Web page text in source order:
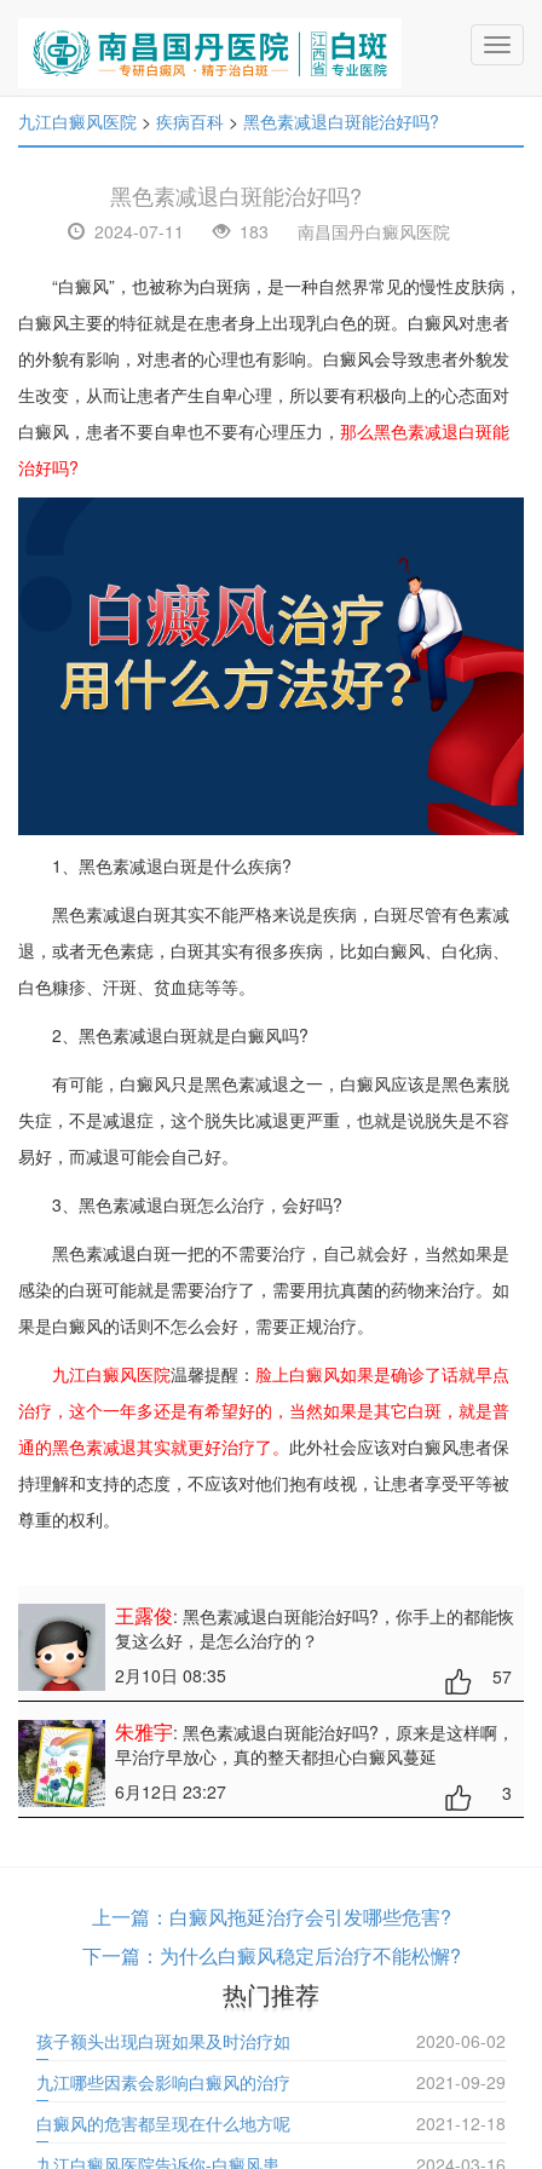
九江白癜风医院 > 疾病百科 > 黑色素减退白斑能治好吗?
黑色素减退白斑能治好吗?
2024-07-11 183 南昌国丹白癜风医院
“白癜风”，也被称为白斑病，是一种自然界常见的慢性皮肤病，
白癜风主要的特征就是在患者身上出现乳白色的斑。白癜风对患者
的外貌有影响，对患者的心理也有影响。白癜风会导致患者外貌发
生改变，从而让患者产生自卑心理，所以要有积极向上的心态面对
白癜风，患者不要自卑也不要有心理压力， 那么黑色素减退白斑能
治好吗?
1、黑色素减退白斑是什么疾病?
黑色素减退白斑其实不能严格来说是疾病，白斑尽管有色素减
退，或者无色素痣，白斑其实有很多疾病，比如白癜风、白化病、
白色糠疹、汗斑、贫血痣等等。
2、黑色素减退白斑就是白癜风吗?
有可能，白癜风只是黑色素减退之一，白癜风应该是黑色素脱
失症，不是减退症，这个脱失比减退更严重，也就是说脱失是不容
易好，而减退可能会自己好。
3、黑色素减退白斑怎么治疗，会好吗?
黑色素减退白斑一把的不需要治疗，自己就会好，当然如果是
感染的白斑可能就是需要治疗了，需要用抗真菌的药物来治疗。如
果是白癜风的话则不怎么会好，需要正规治疗。
九江白癜风医院温馨提醒： 脸上白癜风如果是确诊了话就早点
治疗，这个一年多还是有希望好的，当然如果是其它白斑，就是普
通的黑色素减退其实就更好治疗了。 此外社会应该对白癜风患者保
持理解和支持的态度，不应该对他们抱有歧视，让患者享受平等被
尊重的权利。
王露俊: 黑色素减退白斑能治好吗? ，你手上的都能恢
复这么好，是怎么治疗的？
2月10日 08:35
57
朱雅宇: 黑色素减退白斑能治好吗? ，原来是这样啊，
早治疗早放心，真的整天都担心白癜风蔓延
6月12日 23:27
3
上一篇： 白癜风拖延治疗会引发哪些危害?
下一篇： 为什么白癜风稳定后治疗不能松懈?
热门推荐
孩子额头出现白斑如果及时治疗如
2020-06-02
九江哪些因素会影响白癜风的治疗
2021-09-29
白癜风的危害都呈现在什么地方呢
2021-12-18
九江白癜风医院告诉你-白癜风患
2024-03-16